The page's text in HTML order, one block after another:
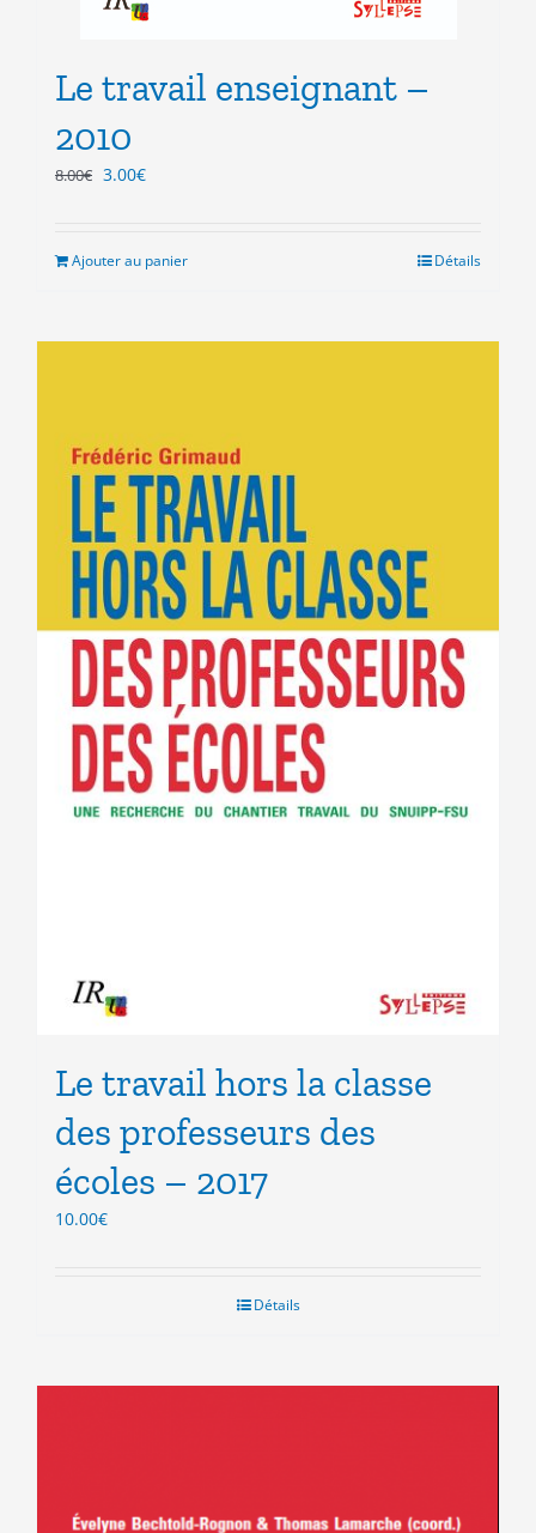
Le travail enseignant –
2010
8.00€ Le
3.00€Le
est :
Ajouter au panier Détails
Le travail hors la classe
des professeurs des
écoles – 2017
10.00€
Détails